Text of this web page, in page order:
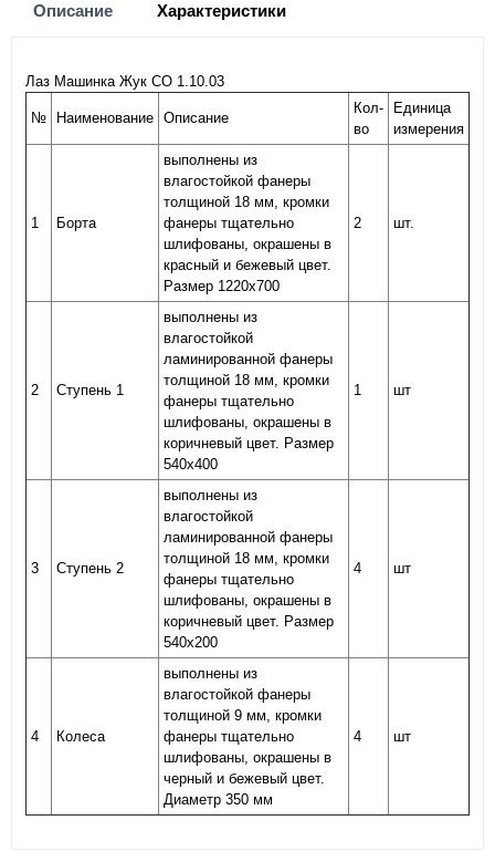
Описание Характеристики
Лаз Машинка Жук СО 1.10.03
№ Наименование Описание
Кол-
во
Единица
измерения
1 Борта
выполнены из
влагостойкой фанеры
толщиной 18 мм, кромки
фанеры тщательно
шлифованы, окрашены в
красный и бежевый цвет.
Размер 1220х700
2 шт.
2 Ступень 1
выполнены из
влагостойкой
ламинированной фанеры
толщиной 18 мм, кромки
фанеры тщательно
шлифованы, окрашены в
коричневый цвет. Размер
540х400
1 шт
3 Ступень 2
выполнены из
влагостойкой
ламинированной фанеры
толщиной 18 мм, кромки
фанеры тщательно
шлифованы, окрашены в
коричневый цвет. Размер
540х200
4 шт
4 Колеса
выполнены из
влагостойкой фанеры
толщиной 9 мм, кромки
фанеры тщательно
шлифованы, окрашены в
черный и бежевый цвет.
Диаметр 350 мм
4 шт